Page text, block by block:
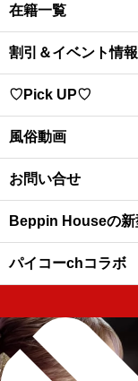
在籍一覧
割引＆イベント情報
♡Pick UP♡
風俗動画
お問い合せ
パイコーchコラボ